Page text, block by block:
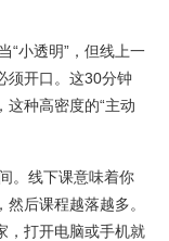
“小透明”，但线上一
须开口。这30分钟
这种高密度的“主动
。线下课意味着你
后课程越落越多。
，打开电脑或手机就